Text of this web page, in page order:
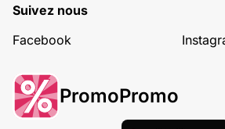
Suivez nous
Facebook
PromoPromo